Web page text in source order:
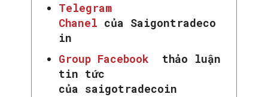
Telegram
Chanel của Saigontradeco
in
Group Facebook
thảo luận
tin tức
của saigotradecoin